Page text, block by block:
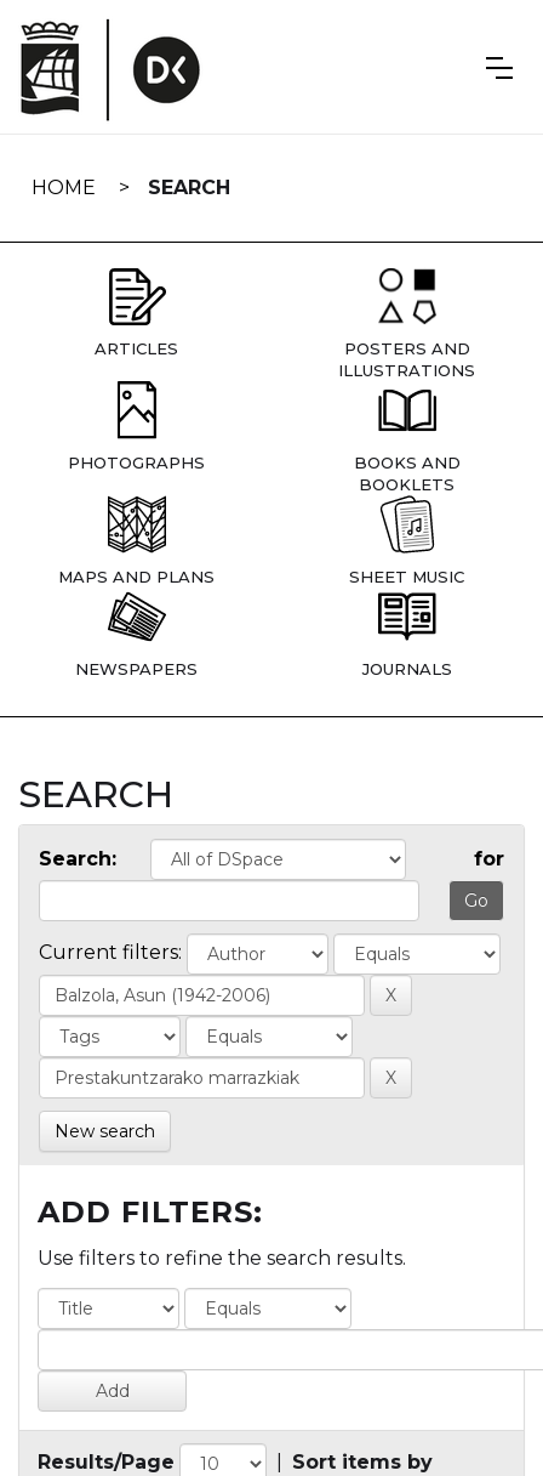
navigation
HOME SEARCH
ARTICLES
POSTERS AND
ILLUSTRATIONS
PHOTOGRAPHS
BOOKS AND
BOOKLETS
MAPS AND PLANS SHEET MUSIC
NEWSPAPERS JOURNALS
SEARCH
Search: for
Current filters:
New search
ADD FILTERS:
Use filters to refine the search results.
Results/Page Sort items by